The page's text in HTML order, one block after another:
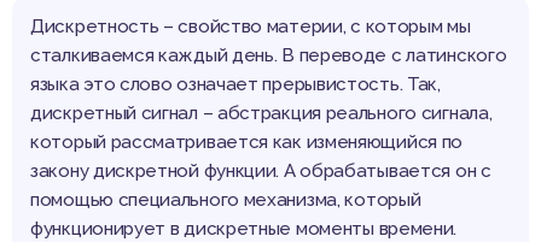
Дискретность – свойство материи, с которым мы
сталкиваемся каждый день. В переводе с латинского
языка это слово означает прерывистость. Так,
дискретный сигнал – абстракция реального сигнала,
который рассматривается как изменяющийся по
закону дискретной функции. А обрабатывается он с
помощью специального механизма, который
функционирует в дискретные моменты времени.